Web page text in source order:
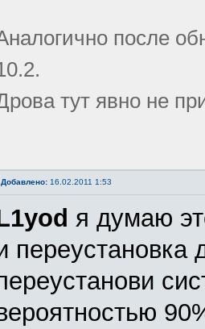
после
тут явно не
Добавлено: 16.02.2011 1:53
я думаю
переустановка